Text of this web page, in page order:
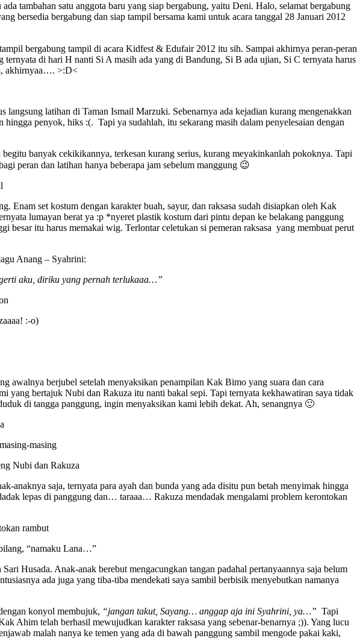
tambahan satu anggota baru yang siap bergabung, yaitu Deni. Halo, selamat bergabung
bersedia bergabung dan siap tampil bersama kami untuk acara tanggal 28 Januari 2012
bergabung tampil di acara Kidfest & Edufair 2012 itu sih. Sampai akhirnya peran-peran
ternyata di hari H nanti Si A masih ada yang di Bandung, Si B ada ujian, Si C ternyata harus
akhirnyaa…. >:D<
langsung latihan di Taman Ismail Marzuki. Sebenarnya ada kejadian kurang mengenakkan
penyok, hiks :(. Tapi ya sudahlah, itu sekarang masih dalam penyelesaian dengan
begitu banyak cekikikannya, terkesan kurang serius, kurang meyakinkanlah pokoknya. Tapi
peran dan latihan hanya beberapa jam sebelum manggung 😉
set kostum dengan karakter buah, sayur, dan raksasa sudah disiapkan oleh Kak
lumayan berat ya :p *nyeret plastik kostum dari pintu depan ke belakang panggung
itu harus memakai wig. Terlontar celetukan si pemeran raksasa yang membuat perut
Anang – Syahrini:
aku, diriku yang pernah terlukaaa…”
:-o)
awalnya berjubel setelah menyaksikan penampilan Kak Bimo yang suara dan cara
yang bertajuk Nubi dan Rakuza itu nanti bakal sepi. Tapi ternyata kekhawatiran saya tidak
di tangga panggung, ingin menyaksikan kami lebih dekat. Ah, senangnya 🙂
masing
Nubi dan Rakuza
anaknya saja, ternyata para ayah dan bunda yang ada disitu pun betah menyimak hingga
lepas di panggung dan… taraaa… Rakuza mendadak mengalami problem kerontokan
rambut
“namaku Lana…”
Husada. Anak-anak berebut mengacungkan tangan padahal pertanyaannya saja belum
ada juga yang tiba-tiba mendekati saya sambil berbisik menyebutkan namanya
konyol membujuk, “jangan takut, Sayang… anggap aja ini Syahrini, ya…” Tapi
Ahim telah berhasil mewujudkan karakter raksasa yang sebenar-benarnya ;)). Yang lucu
malah nanya ke temen yang ada di bawah panggung sambil mengode pakai kaki,